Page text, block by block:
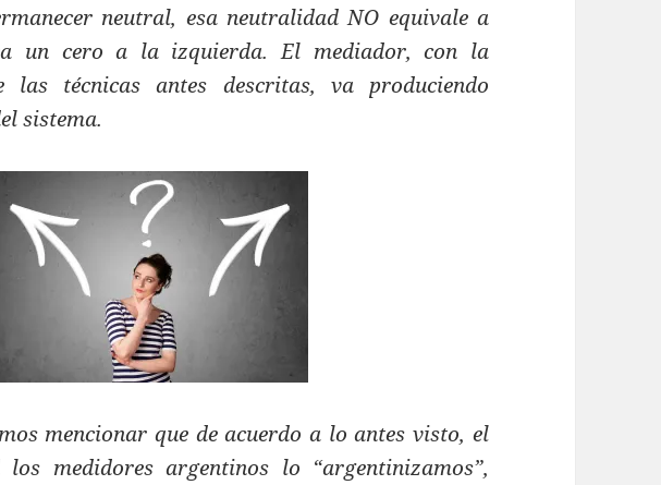
neutral, esa neutralidad NO equivale a
un cero a la izquierda. El mediador, con la
técnicas antes descritas, va produciendo
sistema.
mencionar que de acuerdo a lo antes visto, el
medidores argentinos lo “argentinizamos”,